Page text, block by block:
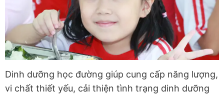
Dinh dưỡng học đường giúp cung cấp năng lượng,
vi chất thiết yếu, cải thiện tình trạng dinh dưỡng